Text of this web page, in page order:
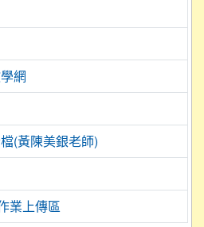
網
(黃陳美銀老師)
業上傳區